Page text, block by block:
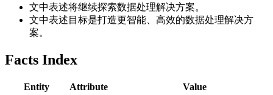
文中表述将继续探索数据处理解决方案。
文中表述目标是打造更智能、高效的数据处理解决方
案。
Facts Index
Entity Attribute
Value